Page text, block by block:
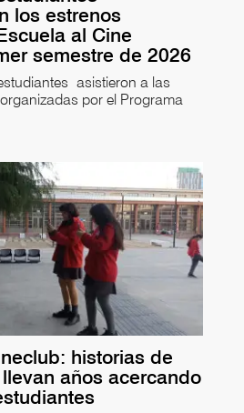
los estrenos
al Cine
semestre de 2026
asistieron a las
por el Programa
historias de
años acercando